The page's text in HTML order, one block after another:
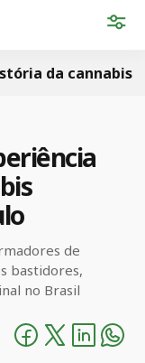
da cannabis
de
bastidores,
no Brasil